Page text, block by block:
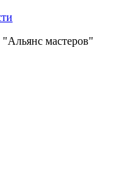
мастеров"